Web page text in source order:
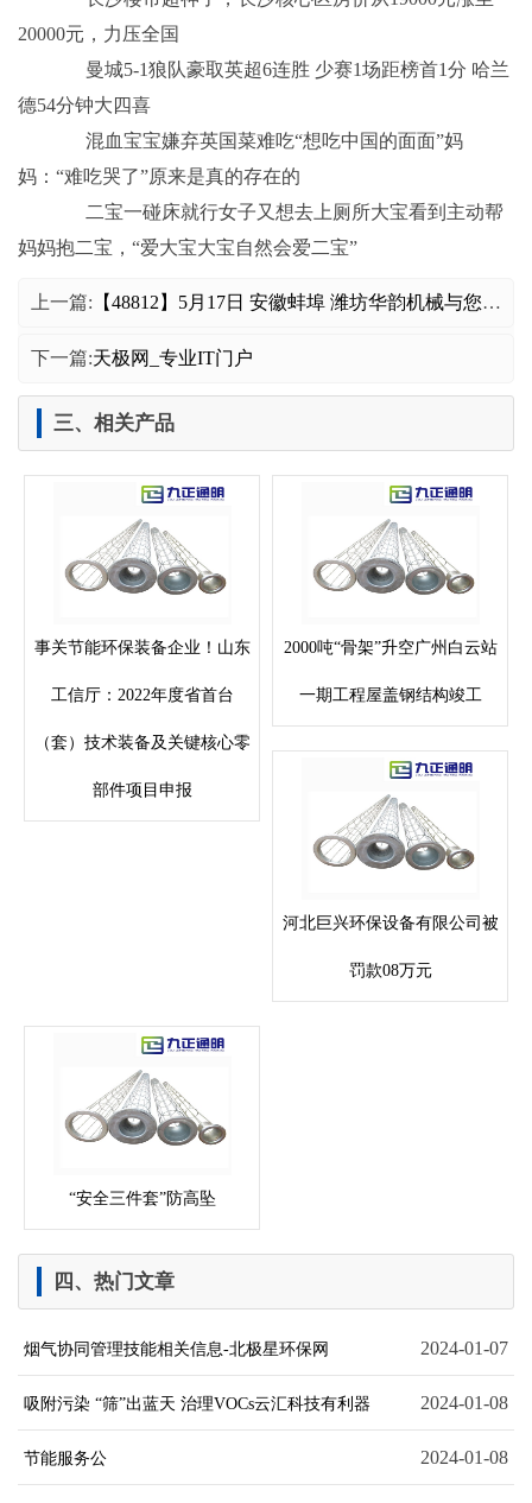
20000元，力压全国
曼城5-1狼队豪取英超6连胜 少赛1场距榜首1分 哈兰
德54分钟大四喜
混血宝宝嫌弃英国菜难吃“想吃中国的面面”妈
妈：“难吃哭了”原来是真的存在的
二宝一碰床就行女子又想去上厕所大宝看到主动帮
妈妈抱二宝，“爱大宝大宝自然会爱二宝”
上一篇: 【48812】5月17日 安徽蚌埠 潍坊华韵机械与您相约第十七届非金属矿大会
下一篇:天极网_专业IT门户
三、相关产品
事关节能环保装备企业！山东
工信厅：2022年度省首台
（套）技术装备及关键核心零
部件项目申报
2000吨“骨架”升空广州白云站
一期工程屋盖钢结构竣工
河北巨兴环保设备有限公司被
罚款08万元
“安全三件套”防高坠
四、热门文章
2024-01-07
烟气协同管理技能相关信息-北极星环保网
2024-01-08
吸附污染 “筛”出蓝天 治理VOCs云汇科技有利器
2024-01-08
节能服务公